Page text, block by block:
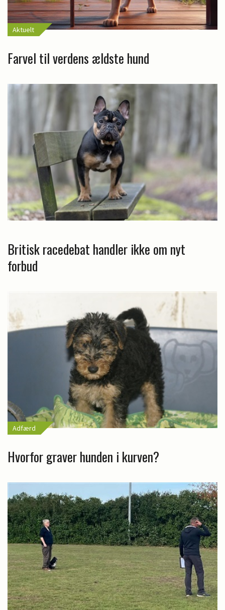
Aktuelt
Farvel til verdens ældste hund
Britisk racedebat handler ikke om nyt
forbud
Adfærd
Hvorfor graver hunden i kurven?